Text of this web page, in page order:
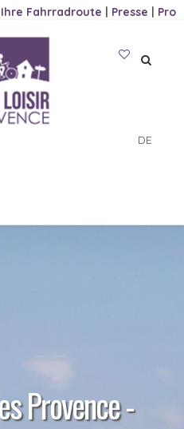
Fahrradroute | Presse | Pro
DE
Provence -